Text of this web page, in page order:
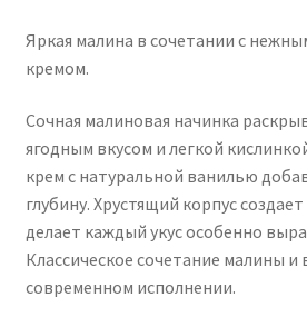
Яркая малина в сочетании с
кремом.
Сочная малиновая начинка
ягодным вкусом и легкой
крем с натуральной ванилью
глубину. Хрустящий корпус
делает каждый укус особенно
Классическое сочетание малины и
современном исполнении.